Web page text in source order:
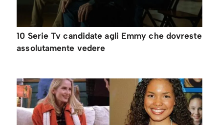
10 Serie Tv candidate agli Emmy che dovreste
assolutamente vedere